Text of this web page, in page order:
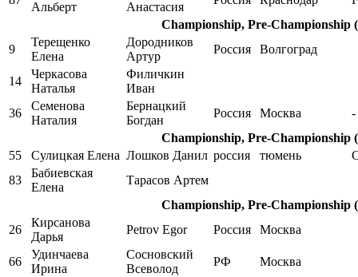
Альберт
Анастасия
Championship, Pre-Championship
9
Терещенко
Елена
Дородников
Артур
Россия Волгоград
14
Черкасова
Наталья
Филичкин
Иван
36
Семенова
Наталия
Бернацкий
Богдан
Россия Москва
-
Championship, Pre-Championship
55
Сулицкая Елена Лошков Данил россия тюмень
83
Бабиевская
Елена
Тарасов Артем
Championship, Pre-Championship
26
Кирсанова
Дарья
Petrov Egor Россия Москва
66
Удинчаева
Ирина
Сосновский
Всеволод
РФ Москва